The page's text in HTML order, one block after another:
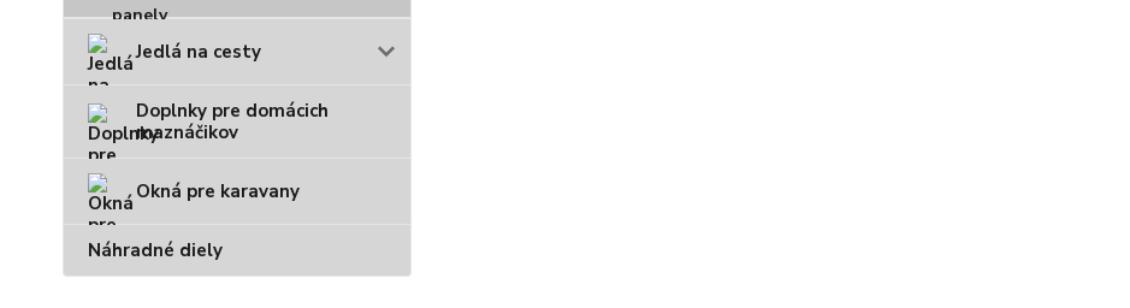
Jedlá na cesty
Doplnky pre domácich
maznáčikov
Okná pre karavany
Náhradné diely